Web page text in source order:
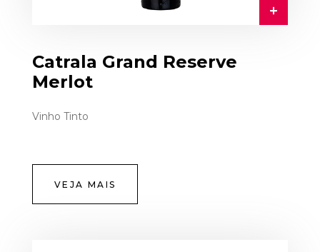
Catrala Grand Reserve
Merlot
Vinho Tinto
VEJA MAIS